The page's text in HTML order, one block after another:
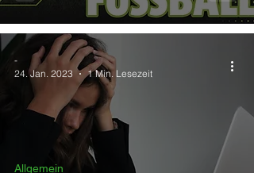
Allgemein
-
24. Jan. 2023
1 Min. Lesezeit